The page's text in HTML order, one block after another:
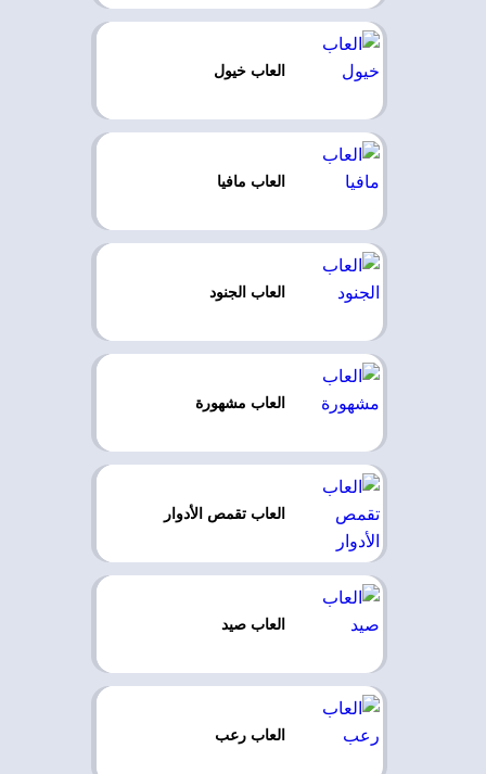
العاب خيول
العاب مافيا
العاب الجنود
العاب مشهورة
العاب تقمص الأدوار
العاب صيد
العاب رعب